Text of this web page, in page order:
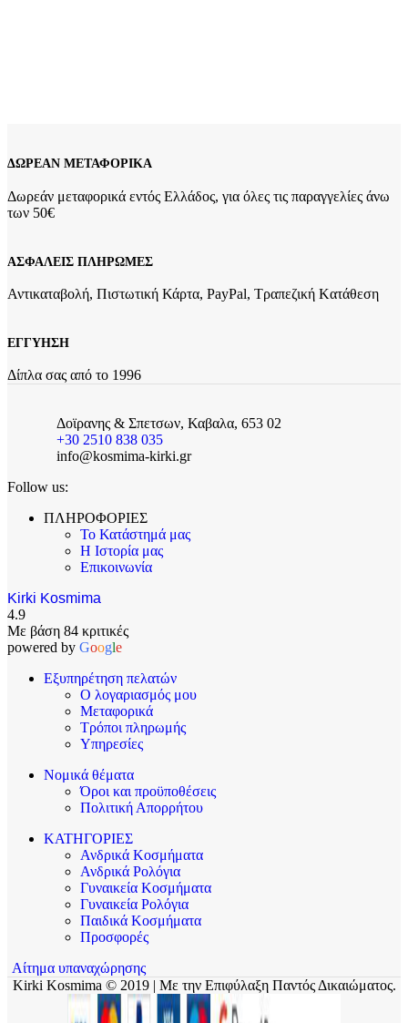
ΔΩΡΕΑΝ ΜΕΤΑΦΟΡΙΚΑ
Δωρεάν μεταφορικά εντός Ελλάδος, για όλες τις παραγγελίες άνω
των 50€
ΑΣΦΑΛΕΙΣ ΠΛΗΡΩΜΕΣ
Αντικαταβολή, Πιστωτική Κάρτα, PayPal, Τραπεζική Kατάθεση
ΕΓΓΥΗΣΗ
Δίπλα σας από το 1996
Δοϊρανης & Σπετσων, Καβαλα, 653 02
+30 2510 838 035
info@kosmima-kirki.gr
Follow us:
ΠΛΗΡΟΦΟΡΙΕΣ
Το Κατάστημά μας
Η Ιστορία μας
Επικοινωνία
Kirki Kosmima
4.9
Με βάση 84 κριτικές
powered by Google
Εξυπηρέτηση πελατών
Ο λογαριασμός μου
Μεταφορικά
Τρόποι πληρωμής
Υπηρεσίες
Νομικά θέματα
Όροι και προϋποθέσεις
Πολιτική Απορρήτου
ΚΑΤΗΓΟΡΙΕΣ
Ανδρικά Κοσμήματα
Ανδρικά Ρολόγια
Γυναικεία Κοσμήματα
Γυναικεία Ρολόγια
Παιδικά Κοσμήματα
Προσφορές
Αίτημα υπαναχώρησης
Kirki Kosmima © 2019 | Με την Επιφύλαξη Παντός Δικαιώματος.